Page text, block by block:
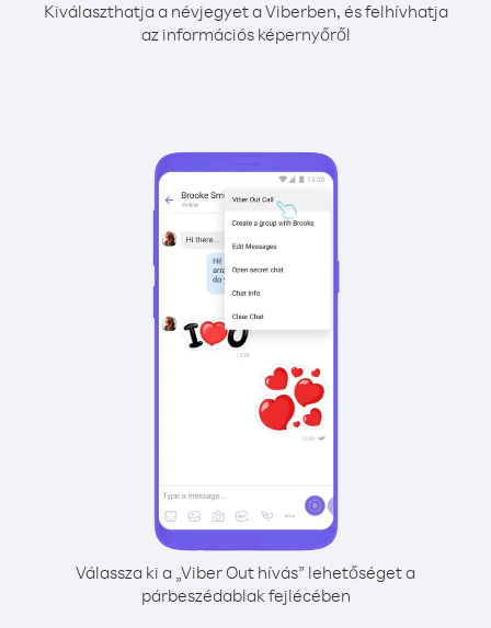
Kiválaszthatja a névjegyet a Viberben, és felhívhatja
az információs képernyőről
Válassza ki a „Viber Out hívás” lehetőséget a
párbeszédablak fejlécében